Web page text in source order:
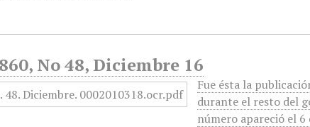
No 48, Diciembre 16
Fue ésta la
durante el resto del
número apareció el 6